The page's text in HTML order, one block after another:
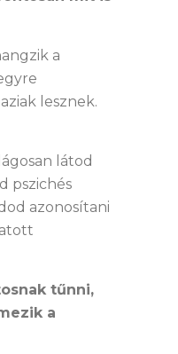
a
lesznek.
látod
pszichés
azonosítani
tűnni,
a